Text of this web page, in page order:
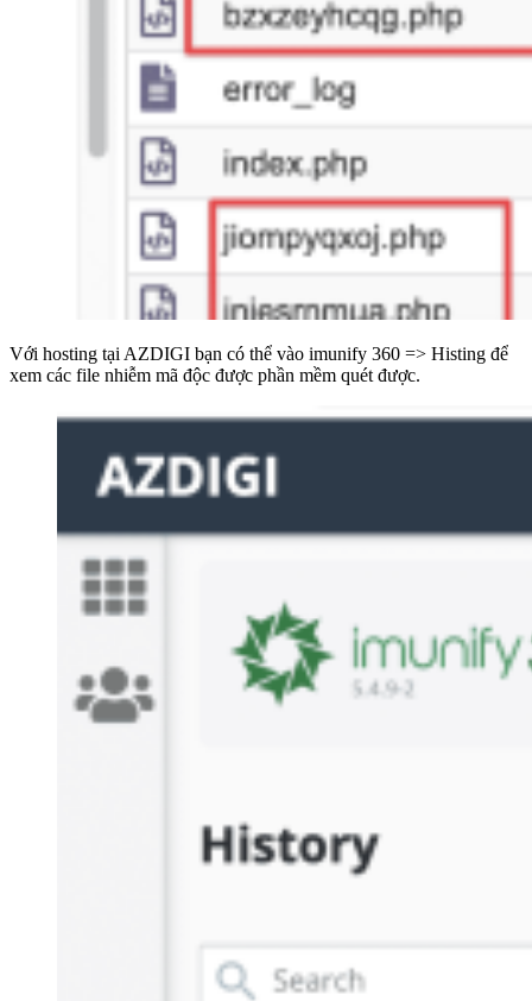
Với hosting tại AZDIGI bạn có thể vào imunify 360 => Histing để
xem các file nhiễm mã độc được phần mềm quét được.